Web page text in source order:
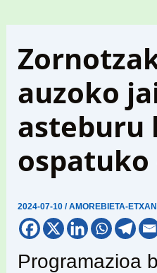
auzoko
asteburu
ospatuko
2024-07-10/AMOREBIETA-
Programazioa